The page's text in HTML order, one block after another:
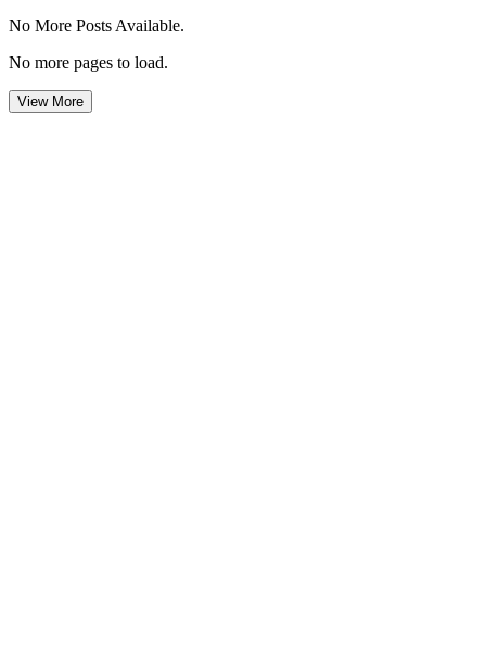
No More Posts Available.
No more pages to load.
View More